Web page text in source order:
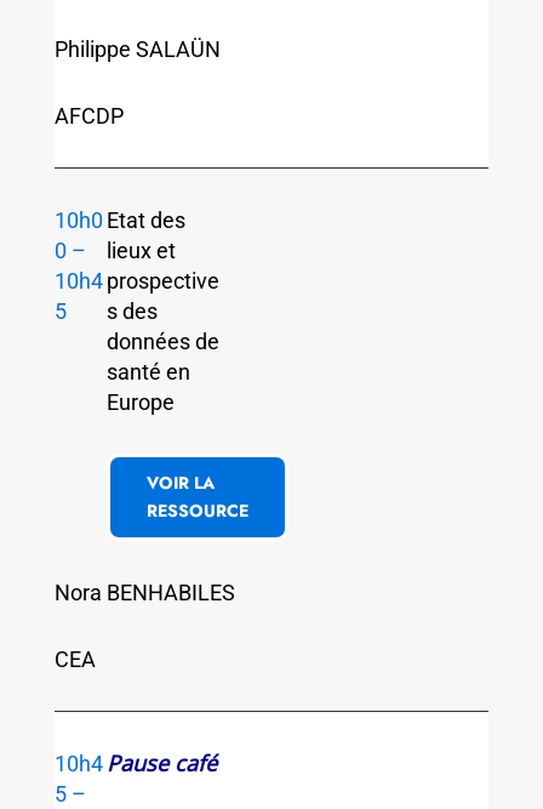
Philippe SALAÜN
AFCDP
10h0
0 –
10h4
5
Etat des
lieux et
prospective
s des
données de
santé en
Europe
VOIR LA
RESSOURCE
Nora BENHABILES
CEA
10h4
5 –
Pause café